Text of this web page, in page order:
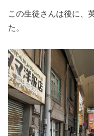
この生徒さんは後に、
た。